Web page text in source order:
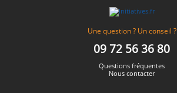
Une question ? Un conseil ?
09 72 56 36 80
Questions fréquentes
Nous contacter